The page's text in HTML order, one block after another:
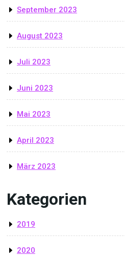
September 2023
August 2023
Juli 2023
Juni 2023
Mai 2023
April 2023
März 2023
Kategorien
2019
2020